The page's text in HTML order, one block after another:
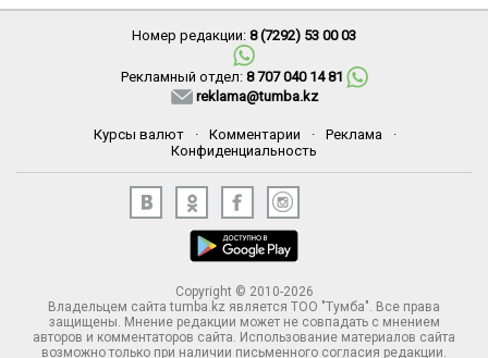
Номер редакции: 8 (7292) 53 00 03
Рекламный отдел: 8 707 040 14 81
reklama@tumba.kz
Курсы валют · Комментарии · Реклама
·
Конфиденциальность
Copyright © 2010-2026
Владельцем сайта tumba.kz является ТОО "Тумба". Все права
защищены. Мнение редакции может не совпадать с мнением
авторов и комментаторов сайта. Использование материалов сайта
возможно только при наличии письменного согласия редакции.